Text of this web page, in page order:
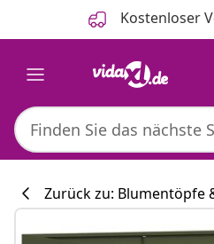
Kostenloser
Zurück zu: Blumentöpfe